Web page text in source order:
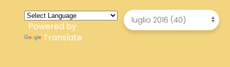
Powered by
Translate